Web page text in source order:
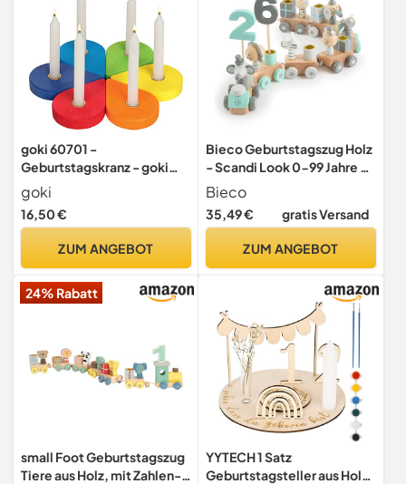
goki 60701 -
Geburtstagskranz - goki
Evolution - Bunte Farben
auf Wasserbasis - Made in
Europa
goki
16,50 €
ZUM ANGEBOT
Bieco Geburtstagszug Holz
- Scandi Look 0-99 Jahre -
Geburtstagszug Junge -
Geburtstagszug Mädchen 1
geburtstag junge
Geburtstagsteller
Bieco
35,49 € gratis Versand
ZUM ANGEBOT
24% Rabatt
small Foot Geburtstagszug
Tiere aus Holz, mit Zahlen-
YYTECH 1 Satz
Geburtstagsteller aus Holz,